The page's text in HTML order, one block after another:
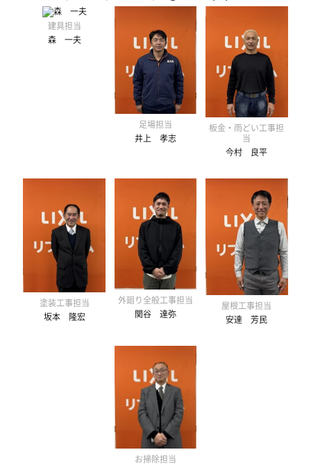
建具担当
森 一夫
足場担当
井上 孝志
板金・雨どい工事担
当
今村 良平
塗装工事担当
坂本 隆宏
外廻り全般工事担当
関谷 達弥
屋根工事担当
安達 芳民
お掃除担当